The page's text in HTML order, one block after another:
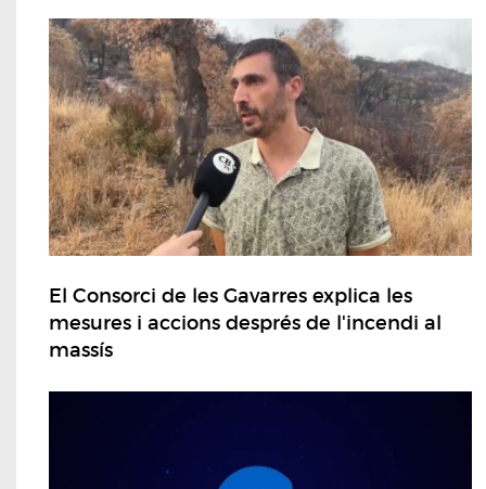
El Consorci de les Gavarres explica les
mesures i accions després de l'incendi al
massís